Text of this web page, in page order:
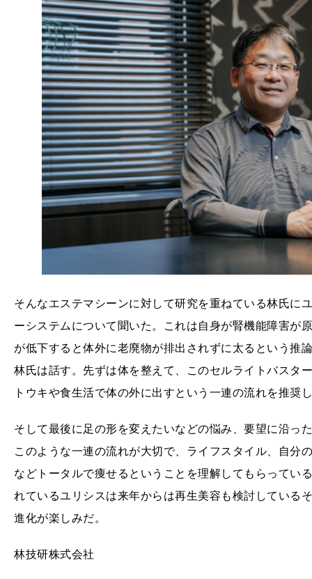
そんなエステマシーンに対して研究を重ねている林氏に
ーシステムについて聞いた。これは自身が腎機能障害が
が低下すると体外に老廃物が排出されずに太るという推
林氏は話す。先ずは体を整えて、このセルライトバスタ
トウキや食生活で体の外に出すという一連の流れを推奨
そして最後に足の形を変えたいなどの悩み、要望に沿っ
このような一連の流れが大切で、ライフスタイル、自分
などトータルで痩せるということを理解してもらってい
れているユリシスは来年からは再生美容も検討している
進化が楽しみだ。
林技研株式会社